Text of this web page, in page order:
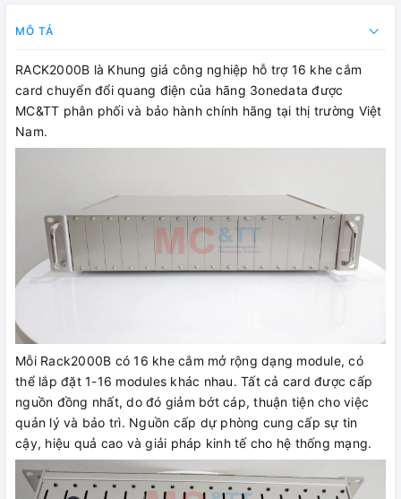
MÔ TẢ
RACK2000B là Khung giá công nghiệp hỗ trợ 16 khe cắm
card chuyển đổi quang điện của hãng 3onedata được
MC&TT phân phối và bảo hành chính hãng tại thị trường Việt
Nam.
Mỗi Rack2000B có 16 khe cắm mở rộng dạng module, có
thể lắp đặt 1-16 modules khác nhau. Tất cả card được cấp
nguồn đồng nhất, do đó giảm bớt cáp, thuận tiện cho việc
quản lý và bảo trì. Nguồn cấp dự phòng cung cấp sự tin
cậy, hiệu quả cao và giải pháp kinh tế cho hệ thống mạng.